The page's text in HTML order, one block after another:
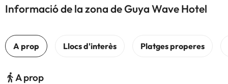
Informació de la zona de Guya Wave Hotel
A prop